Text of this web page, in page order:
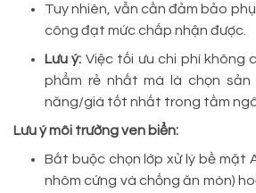
Tuy nhiên, vẫn cần đảm bảo
công đạt mức chấp nhận được.
Lưu ý: Việc tối ưu chi phí không
phẩm rẻ nhất mà là chọn
năng/giá tốt nhất trong tầm
Lưu ý môi trường ven biển:
Bắt buộc chọn lớp xử lý bề mặt
nhôm cứng và chống ăn mòn)